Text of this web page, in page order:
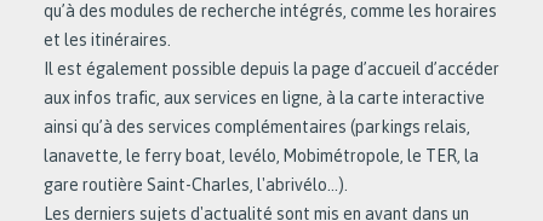
qu’à des modules de recherche intégrés, comme les horaires
et les itinéraires.
Il est également possible depuis la page d’accueil d’accéder
aux infos trafic, aux services en ligne, à la carte interactive
ainsi qu’à des services complémentaires (parkings relais,
lanavette, le ferry boat, levélo, Mobimétropole, le TER, la
gare routière Saint-Charles, l'abrivélo…).
Les derniers sujets d'actualité sont mis en avant dans un